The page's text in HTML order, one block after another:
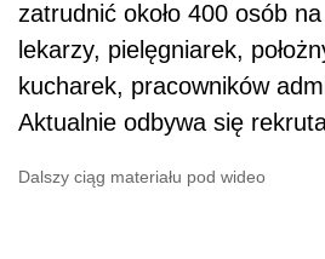
zatrudnić około 400 osób
lekarzy, pielęgniarek,
kucharek, pracowników
Aktualnie odbywa się
Dalszy ciąg materiału pod wideo